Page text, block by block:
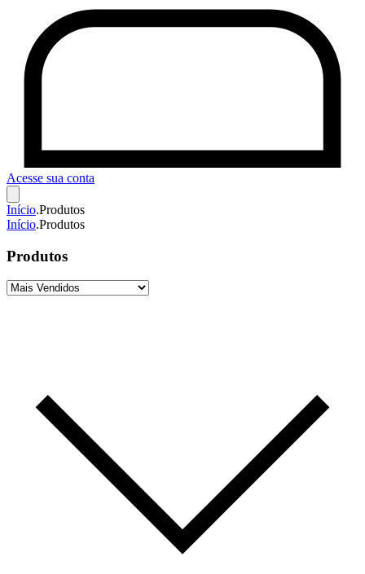
Acesse sua conta
Início.Produtos
Início.Produtos
Produtos